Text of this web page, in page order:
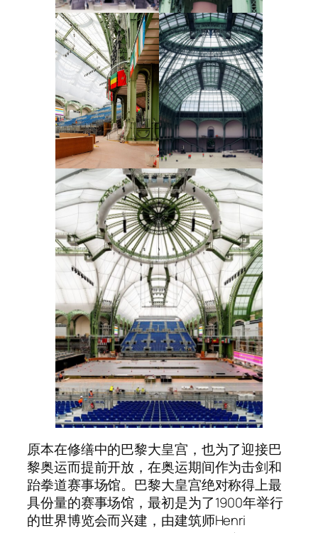
原本在修缮中的巴黎大皇宫，也为了迎接巴
黎奥运而提前开放，在奥运期间作为击剑和
跆拳道赛事场馆。巴黎大皇宫绝对称得上最
具份量的赛事场馆，最初是为了1900年举行
的世界博览会而兴建，由建筑师Henri